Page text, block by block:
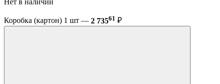
Нет в наличии
Коробка (картон) 1 шт — 2 73561 ₽